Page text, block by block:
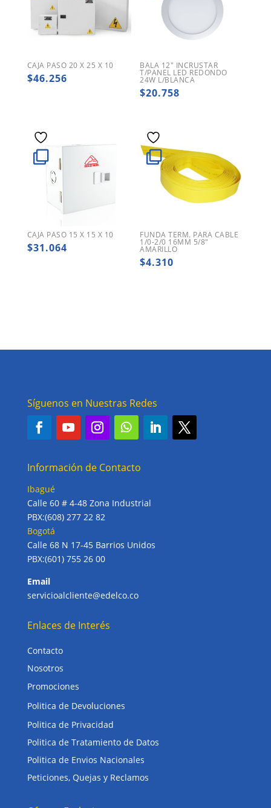
CAJA PASO 20 X 25 X 10
$46.256
BALA 12″ INCRUSTAR
T/PANEL LED REDONDO
24W L/BLANCA
$20.758
CAJA PASO 15 X 15 X 10
$31.064
FUNDA TERM. PARA CABLE
1/0-2/0 16MM 5/8″
AMARILLO
$4.310
Síguenos en Nuestras Redes
Información de Contacto
Ibagué
Calle 60 # 4-48 Zona Industrial
PBX:(608) 277 22 82
Bogotá
Calle 68 N 17-45 Barrios Unidos
PBX:(601) 755 26 00
Email
servicioalcliente@edelco.co
Enlaces de Interés
Contacto
Nosotros
Promociones
Politica de Devoluciones
Politica de Privacidad
Politica de Tratamiento de Datos
Politica de Envios Nacionales
Peticiones, Quejas y Reclamos